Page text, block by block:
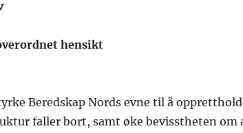
hensikt
Beredskap Nords evne til å
faller bort, samt øke bevisstheten om